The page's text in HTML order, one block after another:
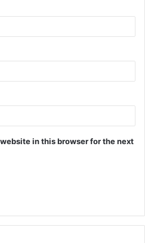
in this browser for the next